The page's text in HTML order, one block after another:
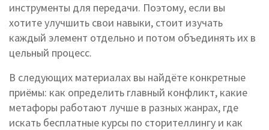
инструменты для передачи. Поэтому, если вы
хотите улучшить свои навыки, стоит изучать
каждый элемент отдельно и потом объединять их в
цельный процесс.
В следующих материалах вы найдёте конкретные
приёмы: как определить главный конфликт, какие
метафоры работают лучше в разных жанрах, где
искать бесплатные курсы по сторителлингу и как